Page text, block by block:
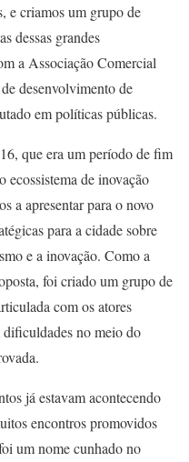
e criamos um grupo de
dessas grandes
a Associação Comercial
desenvolvimento de
em políticas públicas.
que era um período de fim
ecossistema de inovação
a apresentar para o novo
para a cidade sobre
e a inovação. Como a
foi criado um grupo de
com os atores
no meio do
já estavam acontecendo
encontros promovidos
um nome cunhado no